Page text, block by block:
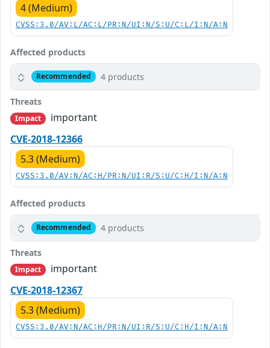
4 (Medium)
CVSS:3.0/AV:L/AC:L/PR:N/UI:N/S:U/C:L/I:N/A:N
Affected products
Recommended 4 products
Threats
Impact
important
CVE-2018-12366
5.3 (Medium)
CVSS:3.0/AV:N/AC:H/PR:N/UI:R/S:U/C:H/I:N/A:N
Affected products
Recommended 4 products
Threats
Impact
important
CVE-2018-12367
5.3 (Medium)
CVSS:3.0/AV:N/AC:H/PR:N/UI:R/S:U/C:H/I:N/A:N